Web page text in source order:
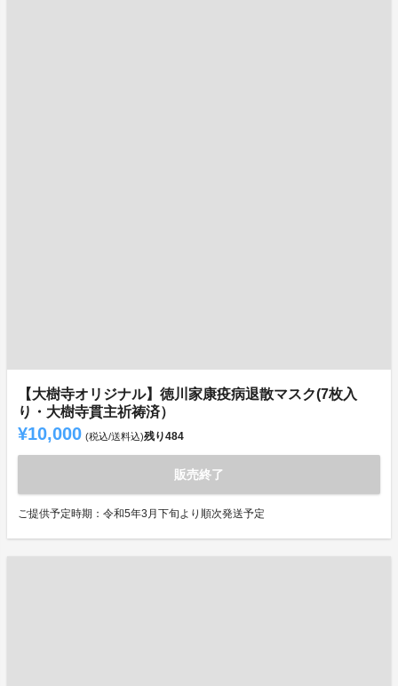
【大樹寺オリジナル】徳川家康疫病退散マスク(7枚入
り・大樹寺貫主祈祷済）
¥10,000 (税込/送料込)残り484
販売終了
ご提供予定時期：令和5年3月下旬より順次発送予定